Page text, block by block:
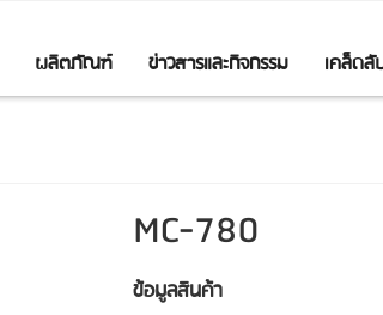
ผลิตภัณฑ์ ข่าวสารและกิจกรรม เคล็ด
MC-780
ข้อมูลสินค้า